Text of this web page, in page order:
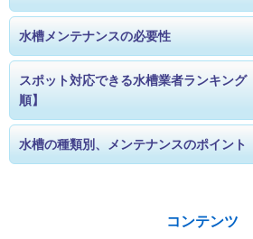
水槽メンテナンスの必要性
スポット対応できる水槽業者ランキング
順】
水槽の種類別、メンテナンスのポイント
コンテンツ